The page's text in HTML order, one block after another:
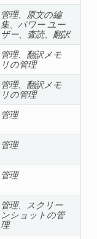
管理、
原文の編
集、 パワー ユー
ザー、 査読、 翻訳
管理、 翻訳メモ
リの管理
管理、 翻訳メモ
リの管理
管理
管理
管理
管理、
スクリー
ンショットの管
理